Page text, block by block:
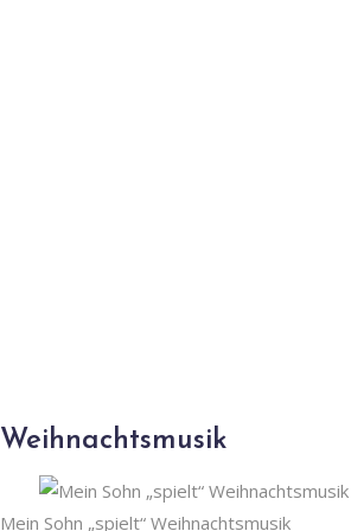
Weihnachtsmusik
Mein Sohn „spielt“ Weihnachtsmusik